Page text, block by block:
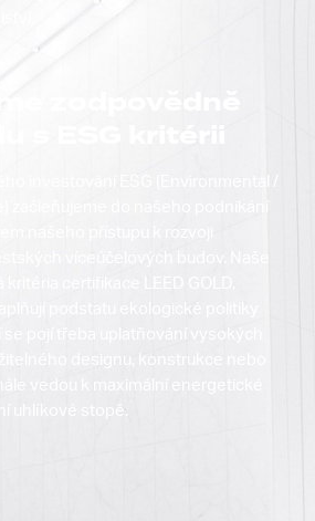
zodpovědně
s ESG kritérii
investování ESG (Environmental /
začleňujeme do našeho podnikání
našeho přístupu k rozvoji
víceúčelových budov. Naše
kritéria certifikace LEED GOLD,
se pojí třeba uplatňování vysokých
designu, konstrukce nebo
uhlíkové stopě.